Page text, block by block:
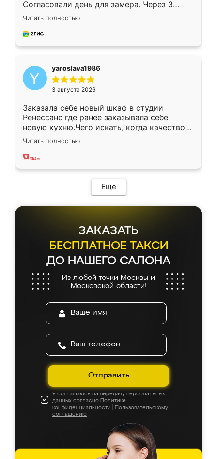
Согласовали день для замера. Через 3
недели кухня была уже готова. Остались
довольны работой. Спасибо Ренессанс
мебель за качественную работу!
Читать полностью
yaroslava1986
3 августа 2026
Заказала себе новый шкаф в студии
Ренессанс где ранее заказывала себе
новую кухню.Чего искать, когда качеством
вполне довольна. Служит кухня уже почти
два года, нареканий нет.
Читать полностью
Еще
ЗАКАЗАТЬ
БЕСПЛАТНОЕ ТАКСИ
ДО НАШЕГО САЛОНА
Из любой точки Москвы и
Московской области!
Отправить
Я соглашаюсь на передачу персональных
данных согласно Политике
конфиденциальности
Пользовательскому
соглашению